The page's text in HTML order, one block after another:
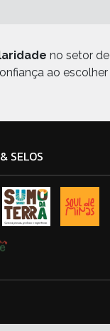
no setor de
ao escolher
SELOS